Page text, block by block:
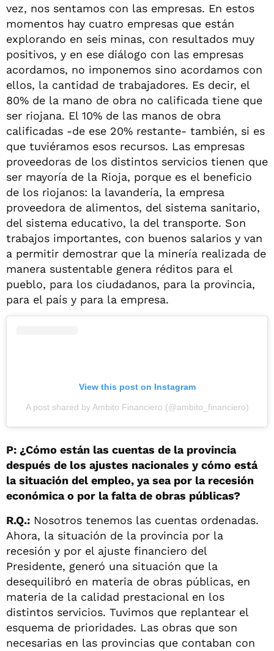
vez, nos sentamos con las empresas. En estos
momentos hay cuatro empresas que están
explorando en seis minas, con resultados muy
positivos, y en ese diálogo con las empresas
acordamos, no imponemos sino acordamos con
ellos, la cantidad de trabajadores. Es decir, el
80% de la mano de obra no calificada tiene que
ser riojana. El 10% de las manos de obra
calificadas -de ese 20% restante- también, si es
que tuviéramos esos recursos. Las empresas
proveedoras de los distintos servicios tienen que
ser mayoría de la Rioja, porque es el beneficio
de los riojanos: la lavandería, la empresa
proveedora de alimentos, del sistema sanitario,
del sistema educativo, la del transporte. Son
trabajos importantes, con buenos salarios y van
a permitir demostrar que la minería realizada de
manera sustentable genera réditos para el
pueblo, para los ciudadanos, para la provincia,
para el país y para la empresa.
View this post on Instagram
A post shared by Ambito Financiero (@ambito_financiero)
P: ¿Cómo están las cuentas de la provincia
después de los ajustes nacionales y cómo está
la situación del empleo, ya sea por la recesión
económica o por la falta de obras públicas?
R.Q.: Nosotros tenemos las cuentas ordenadas.
Ahora, la situación de la provincia por la
recesión y por el ajuste financiero del
Presidente, generó una situación que la
desequilibró en materia de obras públicas, en
materia de la calidad prestacional en los
distintos servicios. Tuvimos que replantear el
esquema de prioridades. Las obras que son
necesarias en las provincias que contaban con